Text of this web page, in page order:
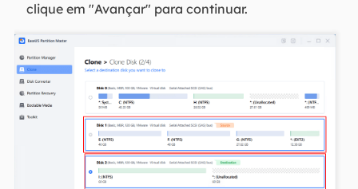
clique em "Avançar" para continuar.